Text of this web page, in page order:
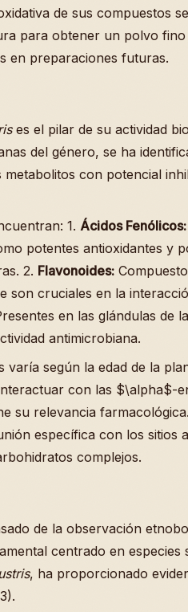
de sus compuestos
para obtener un polvo
en preparaciones futuras.
es el pilar de su actividad
del género, se ha
con potencial
1. Ácidos Fenólicos:
potentes antioxidantes y
2. Flavonoides:
son cruciales en la
en las glándulas de
antimicrobiana.
según la edad de la
con las $\alpha$-
su relevancia
específica con los sitios
complejos.
de la observación
centrado en especies
, ha proporcionado